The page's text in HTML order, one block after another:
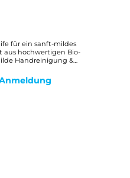
für ein sanft-mildes
aus hochwertigen Bio-
Handreinigung &
von Duft-, Farb-
reine Bio-